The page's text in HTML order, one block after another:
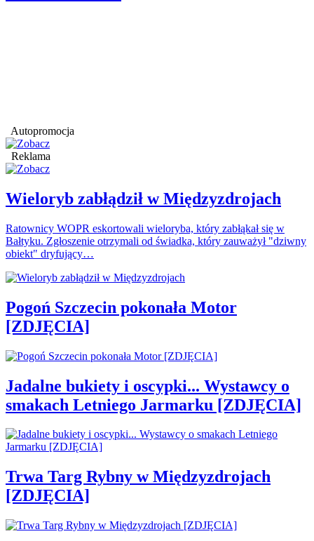
Autopromocja
Reklama
Wieloryb zabłądził w Międzyzdrojach
Ratownicy WOPR eskortowali wieloryba, który zabłąkał się w
Bałtyku. Zgłoszenie otrzymali od świadka, który zauważył "dziwny
obiekt" dryfujący…
Pogoń Szczecin pokonała Motor
[ZDJĘCIA]
Jadalne bukiety i oscypki... Wystawcy o
smakach Letniego Jarmarku [ZDJĘCIA]
Trwa Targ Rybny w Międzyzdrojach
[ZDJĘCIA]